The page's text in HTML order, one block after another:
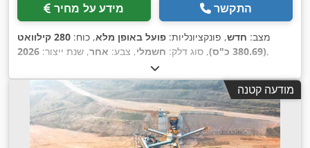
מידע על מחיר התקשר
מצב: חדש, פונקציונליות: פועל באופן מלא, כוח:
280 קילוואט
(380.69 כ"ס)
, סוג דלק: חשמלי, צבע: אחר, שנת ייצור: 2026 ,
מודעה קטנה